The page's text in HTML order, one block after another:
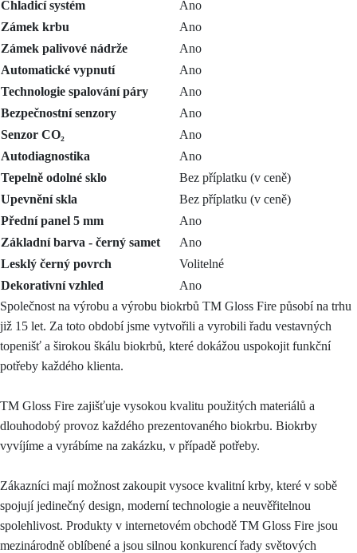
Chladicí systém
Ano
Zámek krbu
Ano
Zámek palivové nádrže
Ano
Automatické vypnutí
Ano
Technologie spalování páry
Ano
Bezpečnostní senzory
Ano
Senzor CO₂
Ano
Autodiagnostika
Ano
Tepelně odolné sklo
Bez příplatku (v ceně)
Upevnění skla
Bez příplatku (v ceně)
Přední panel 5 mm
Ano
Základní barva - černý samet
Ano
Lesklý černý povrch
Volitelné
Dekorativní vzhled
Ano
Společnost na výrobu a výrobu biokrbů TM Gloss Fire působí na trhu
již 15 let. Za toto období jsme vytvořili a vyrobili řadu vestavných
topenišť a širokou škálu biokrbů, které dokážou uspokojit funkční
potřeby každého klienta.
TM Gloss Fire zajišťuje vysokou kvalitu použitých materiálů a
dlouhodobý provoz každého prezentovaného biokrbu. Biokrby
vyvíjíme a vyrábíme na zakázku, v případě potřeby.
Zákazníci mají možnost zakoupit vysoce kvalitní krby, které v sobě
spojují jedinečný design, moderní technologie a neuvěřitelnou
spolehlivost. Produkty v internetovém obchodě TM Gloss Fire jsou
mezinárodně oblíbené a jsou silnou konkurencí řady světových